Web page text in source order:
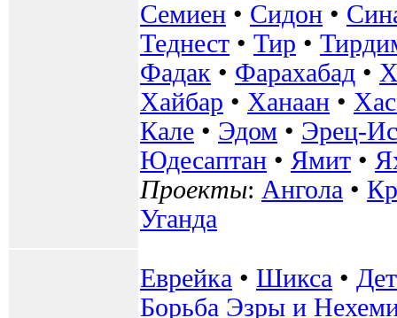
Семиен • Сидон •
Теднест • Тир •
Фадак • Фарахабад •
Хайбар • Ханаан •
Кале • Эдом • Эрец-
Юдесаптан • Ямит •
Проекты: Ангола •
Уганда
Еврейка • Шикса •
Борьба Эзры и